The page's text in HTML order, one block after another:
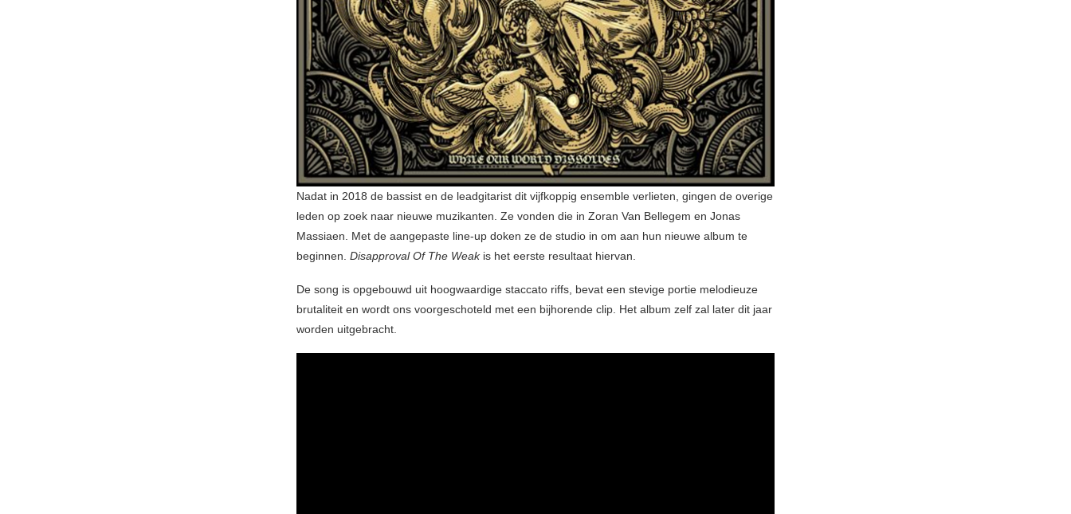
Nadat in 2018 de bassist en de leadgitarist dit vijfkoppig ensemble verlieten, gingen de overige
leden op zoek naar nieuwe muzikanten. Ze vonden die in Zoran Van Bellegem en Jonas
Massiaen. Met de aangepaste line-up doken ze de studio in om aan hun nieuwe album te
beginnen. Disapproval Of The Weakis het eerste resultaat hiervan.
De song is opgebouwd uit hoogwaardige staccato riffs, bevat een stevige portie melodieuze
brutaliteit en wordt ons voorgeschoteld met een bijhorende clip. Het album zelf zal later dit jaar
worden uitgebracht.